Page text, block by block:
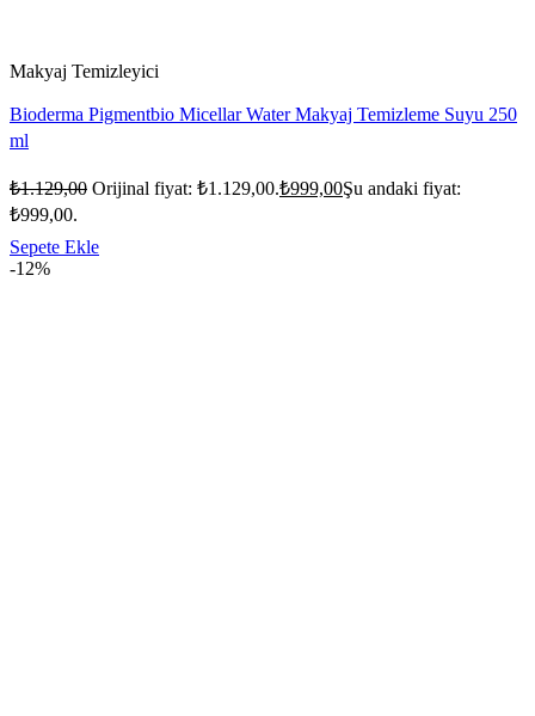
Makyaj Temizleyici
Bioderma Pigmentbio Micellar Water Makyaj Temizleme Suyu 250
ml
₺1.129,00 Orijinal fiyat: ₺1.129,00.₺999,00Şu andaki fiyat:
₺999,00.
Sepete Ekle
-12%